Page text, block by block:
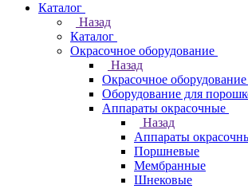
Каталог
Назад
Каталог
Окрасочное оборудование
Назад
Окрасочное оборудование
Оборудование для
Аппараты окрасочные
Назад
Аппараты
Поршневые
Мембранные
Шнековые